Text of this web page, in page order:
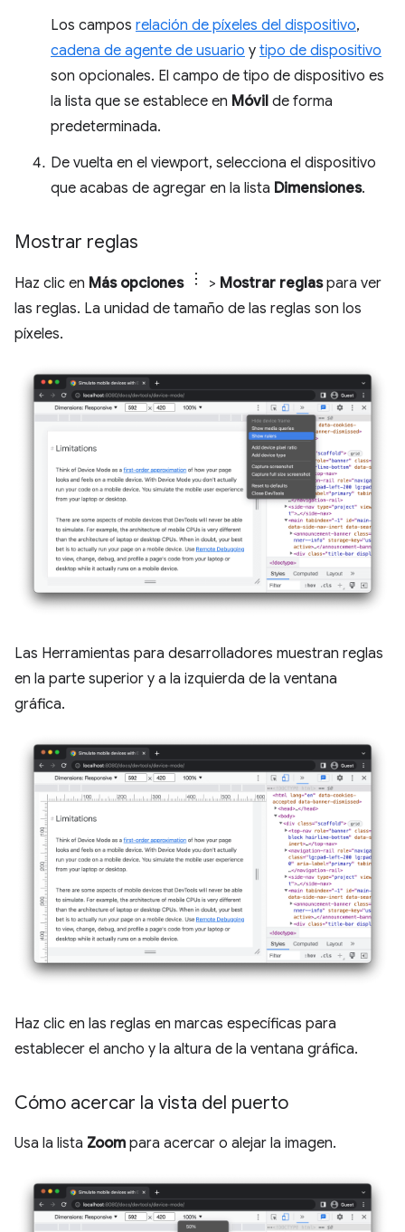
Los campos relación de píxeles del dispositivo,
cadena de agente de usuario y tipo de dispositivo
son opcionales. El campo de tipo de dispositivo es
la lista que se establece en Móvil de forma
predeterminada.
De vuelta en el viewport, selecciona el dispositivo
que acabas de agregar en la lista Dimensiones.
Mostrar reglas
Haz clic en Más opciones > Mostrar reglaspara ver
las reglas. La unidad de tamaño de las reglas son los
píxeles.
Las Herramientas para desarrolladores muestran reglas
en la parte superior y a la izquierda de la ventana
gráfica.
Haz clic en las reglas en marcas específicas para
establecer el ancho y la altura de la ventana gráfica.
Cómo acercar la vista del puerto
Usa la lista Zoom para acercar o alejar la imagen.